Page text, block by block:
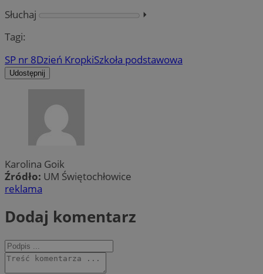
Słuchaj
⏵︎
Tagi:
SP nr 8Dzień KropkiSzkoła podstawowa
Udostępnij
Karolina Goik
Źródło: UM Świętochłowice
reklama
Dodaj komentarz